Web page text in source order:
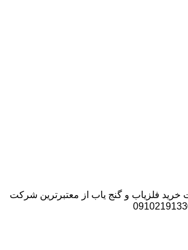
خرید فلزیاب و گنج یاب از معتبرترین شرکت